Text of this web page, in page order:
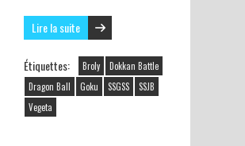
Lire la suite
Étiquettes: Broly
Dokkan Battle
Dragon Ball
Goku SSGSS
SSJB
Vegeta